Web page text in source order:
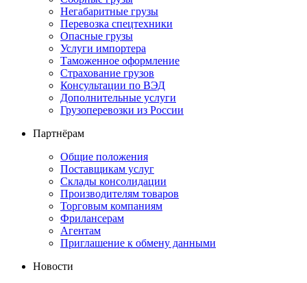
Негабаритные грузы
Перевозка спецтехники
Опасные грузы
Услуги импортера
Таможенное оформление
Страхование грузов
Консультации по ВЭД
Дополнительные услуги
Грузоперевозки из России
Партнёрам
Общие положения
Поставщикам услуг
Склады консолидации
Производителям товаров
Торговым компаниям
Фрилансерам
Агентам
Приглашение к обмену данными
Новости